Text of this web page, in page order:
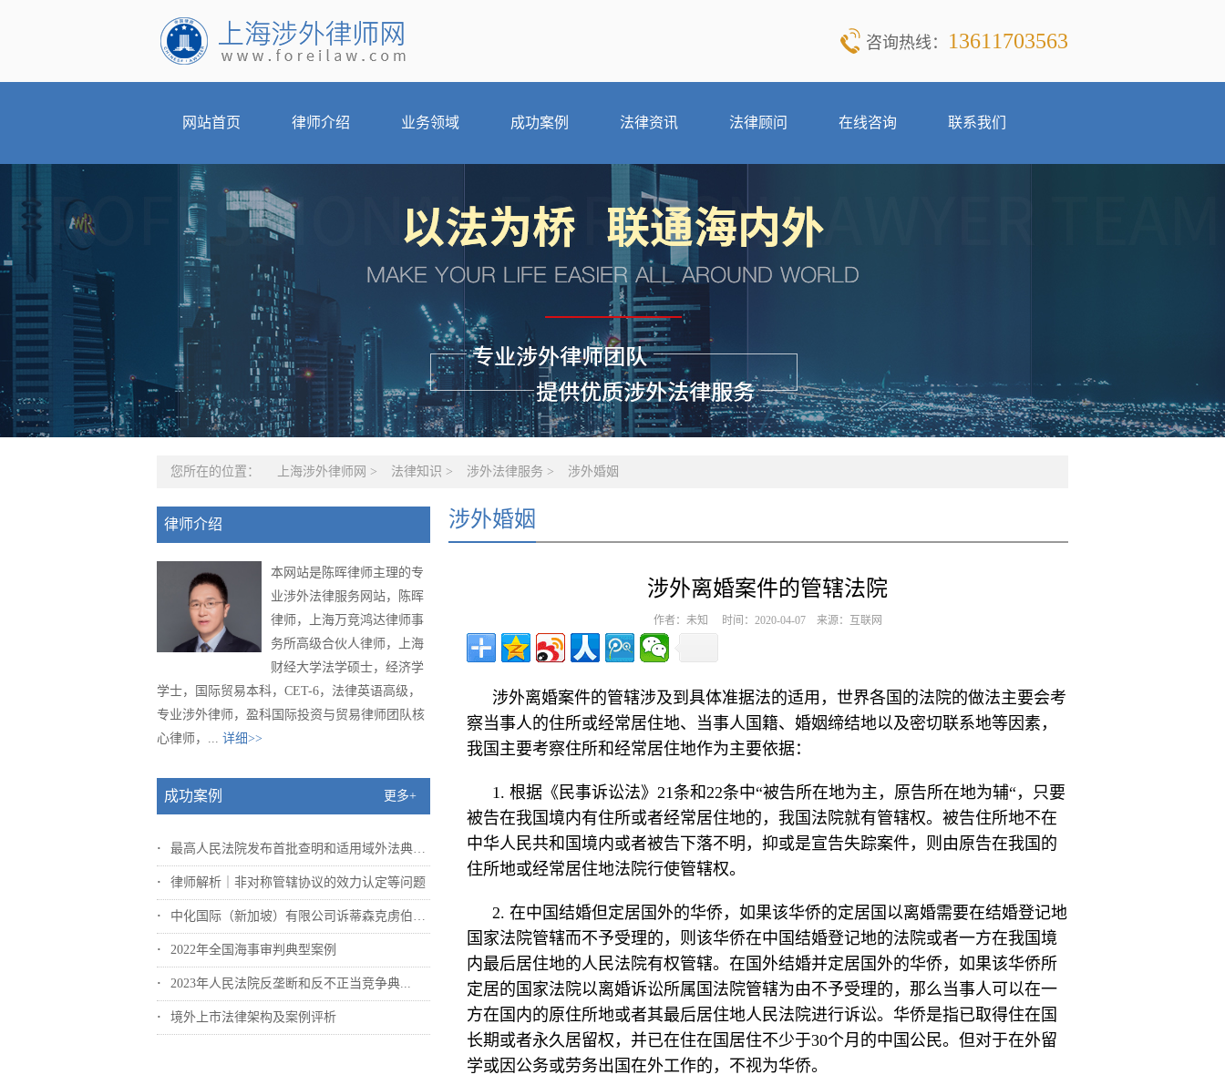
咨询热线： 13611703563
网站首页 律师介绍 业务领域 成功案例 法律资讯 法律顾问 在线咨询 联系我们
您所在的位置： 上海涉外律师网 > 法律知识 > 涉外法律服务 > 涉外婚姻
律师介绍
本网站是陈晖律师主理的专
业涉外法律服务网站，陈晖
律师，上海万竞鸿达律师事
务所高级合伙人律师，上海
财经大学法学硕士，经济学
学士，国际贸易本科，CET-6，法律英语高级，
专业涉外律师，盈科国际投资与贸易律师团队核
心律师，... 详细>>
成功案例 更多+
最高人民法院发布首批查明和适用域外法典型...
律师解析｜非对称管辖协议的效力认定等问题
中化国际（新加坡）有限公司诉蒂森克虏伯冶...
2022年全国海事审判典型案例
2023年人民法院反垄断和反不正当竞争典...
境外上市法律架构及案例评析
涉外婚姻
涉外离婚案件的管辖法院
作者：未知 时间：2020-04-07 来源：互联网
涉外离婚案件的管辖涉及到具体准据法的适用，世界各国的法院的做法主要会考
察当事人的住所或经常居住地、当事人国籍、婚姻缔结地以及密切联系地等因素，
我国主要考察住所和经常居住地作为主要依据：
1. 根据《民事诉讼法》21条和22条中“被告所在地为主，原告所在地为辅“，只要
被告在我国境内有住所或者经常居住地的，我国法院就有管辖权。被告住所地不在
中华人民共和国境内或者被告下落不明，抑或是宣告失踪案件，则由原告在我国的
住所地或经常居住地法院行使管辖权。
2. 在中国结婚但定居国外的华侨，如果该华侨的定居国以离婚需要在结婚登记地
国家法院管辖而不予受理的，则该华侨在中国结婚登记地的法院或者一方在我国境
内最后居住地的人民法院有权管辖。在国外结婚并定居国外的华侨，如果该华侨所
定居的国家法院以离婚诉讼所属国法院管辖为由不予受理的，那么当事人可以在一
方在国内的原住所地或者其最后居住地人民法院进行诉讼。华侨是指已取得住在国
长期或者永久居留权，并已在住在国居住不少于30个月的中国公民。但对于在外留
学或因公务或劳务出国在外工作的，不视为华侨。